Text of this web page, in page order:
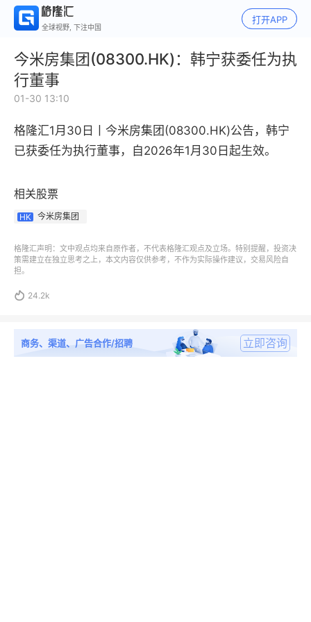
全球视野, 下注中国
打开APP
今米房集团(08300.HK)：韩宁获委任为执
行董事
01-30 13:10
格隆汇1月30日丨 今米房集团(08300.HK)公告，韩宁
已获委任为执行董事，自2026年1月30日起生效。
相关股票
HK 今米房集团
格隆汇声明：文中观点均来自原作者，不代表格隆汇观点及立场。特别提醒，投资决
策需建立在独立思考之上，本文内容仅供参考，不作为实际操作建议，交易风险自
担。
 24.2k
商务、渠道、广告合作/招聘 立即咨询